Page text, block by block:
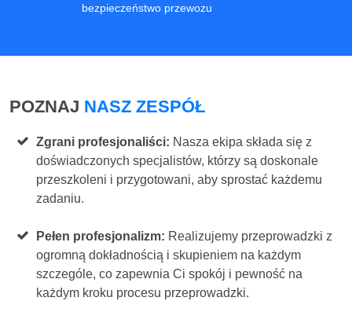
bezpieczeństwo przewozu
POZNAJ NASZ ZESPÓŁ
Zgrani profesjonaliści: Nasza ekipa składa się z
doświadczonych specjalistów, którzy są doskonale
przeszkoleni i przygotowani, aby sprostać każdemu
zadaniu.
Pełen profesjonalizm: Realizujemy przeprowadzki z
ogromną dokładnością i skupieniem na każdym
szczególe, co zapewnia Ci spokój i pewność na
każdym kroku procesu przeprowadzki.